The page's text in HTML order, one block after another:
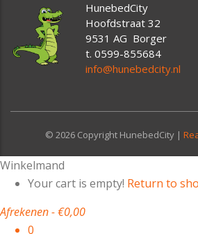
HunebedCity
Hoofdstraat 32
9531 AG Borger
t. 0599-855684
info@hunebedcity.nl
© 2026 Copyright HunebedCity |
Winkelmand
Your cart is empty! Return to
Afrekenen-€0,00
0